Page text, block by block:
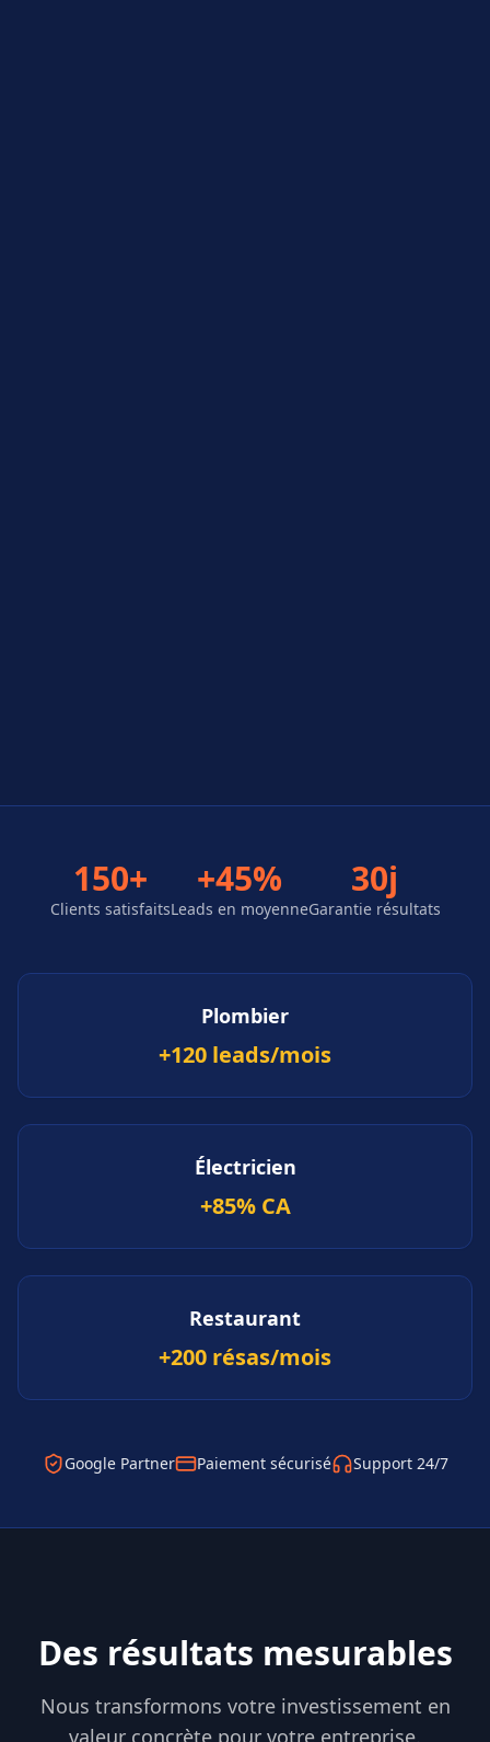
150+
Clients satisfaits
+45%
Leads en moyenne
30j
Garantie résultats
Plombier
+120 leads/mois
Électricien
+85% CA
Restaurant
+200 résas/mois
Google Partner Paiement sécurisé Support 24/7
Des résultats mesurables
Nous transformons votre investissement en
valeur concrète pour votre entreprise.